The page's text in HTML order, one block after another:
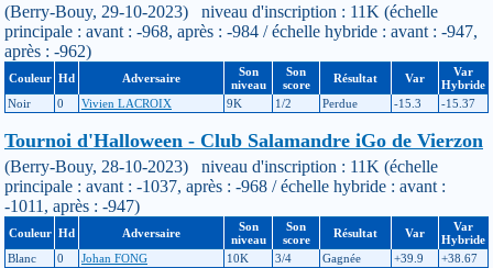
(Berry-Bouy, 29-10-2023) niveau d'inscription : 11K (échelle
principale : avant : -968, après : -984 / échelle hybride : avant : -947,
après : -962)
Couleur Hd Adversaire
Son
niveau
Son
score
Résultat Var
Var
Hybride
Noir
0 Vivien LACROIX 9K 1/2 Perdue -15.3 -15.37
Tournoi d'Halloween - Club Salamandre iGo de Vierzon
(Berry-Bouy, 28-10-2023) niveau d'inscription : 11K (échelle
principale : avant : -1037, après : -968 / échelle hybride : avant :
-1011, après : -947)
Couleur Hd Adversaire
Son
niveau
Son
score
Résultat Var
Var
Hybride
Blanc
0 Johan FONG 10K 3/4 Gagnée +39.9
+38.67